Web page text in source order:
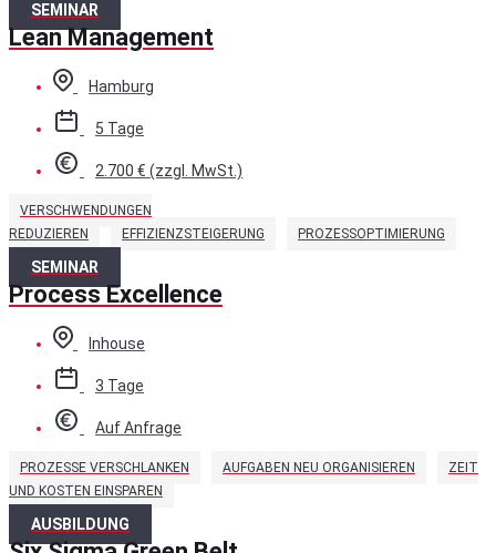
SEMINAR
Lean Management
Hamburg
5 Tage
2.700 € (zzgl. MwSt.)
VERSCHWENDUNGEN
REDUZIEREN
EFFIZIENZSTEIGERUNG PROZESSOPTIMIERUNG
SEMINAR
Process Excellence
Inhouse
3 Tage
Auf Anfrage
PROZESSE VERSCHLANKEN AUFGABEN NEU ORGANISIEREN
ZEIT
UND KOSTEN EINSPAREN
AUSBILDUNG